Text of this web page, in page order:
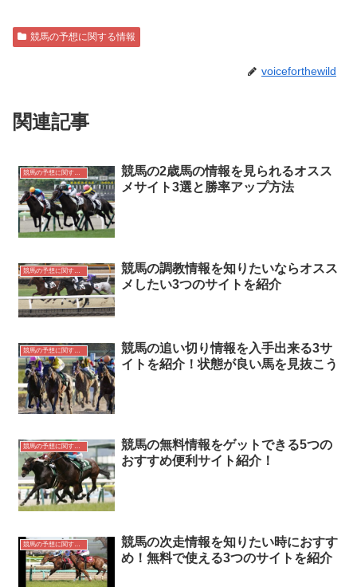
競馬の予想に関する情報
voiceforthewild
関連記事
競馬の予想に関する情報
競馬の2歳馬の情報を見られるオスス
メサイト3選と勝率アップ方法
競馬の予想に関する情報
競馬の調教情報を知りたいならオスス
メしたい3つのサイトを紹介
競馬の追い切り情報を入手出来る3サ
イトを紹介！状態が良い馬を見抜こう
競馬の予想に関する情報
競馬の無料情報をゲットできる5つの
おすすめ便利サイト紹介！
競馬の次走情報を知りたい時におすす
め！無料で使える3つのサイトを紹介